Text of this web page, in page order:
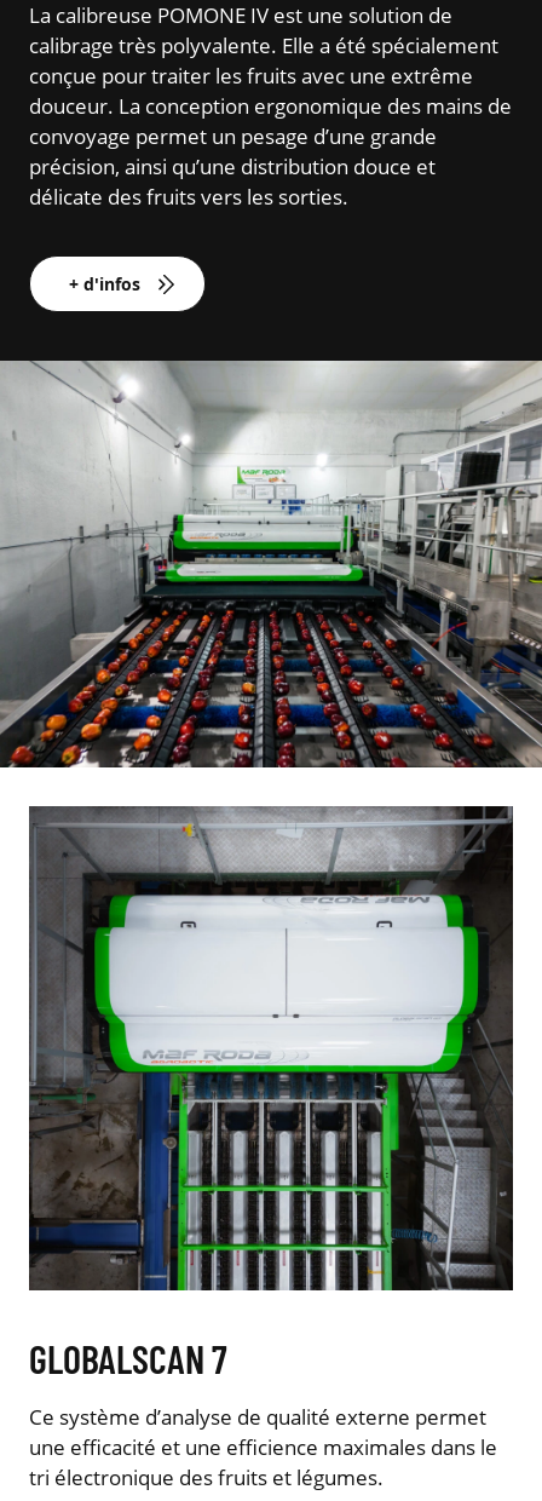
La calibreuse POMONE IV est une solution de
calibrage très polyvalente. Elle a été spécialement
conçue pour traiter les fruits avec une extrême
douceur. La conception ergonomique des mains de
convoyage permet un pesage d’une grande
précision, ainsi qu’une distribution douce et
délicate des fruits vers les sorties.
+ d'infos
GLOBALSCAN 7
Ce système d’analyse de qualité externe permet
une efficacité et une efficience maximales dans le
tri électronique des fruits et légumes.